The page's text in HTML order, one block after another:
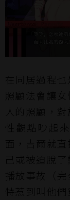
在同居過程
照顧法會讓
人的照顧，
性觀點吵起
面，吉爾就
己或被迫脫
播放事故（
特惹到叫他